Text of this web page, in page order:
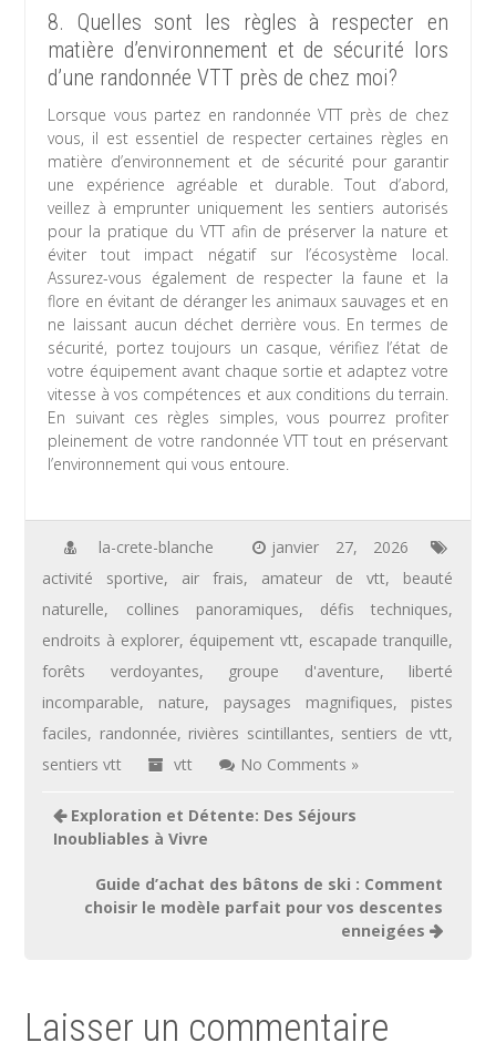
8. Quelles sont les règles à respecter en
matière d’environnement et de sécurité lors
d’une randonnée VTT près de chez moi?
Lorsque vous partez en randonnée VTT près de chez
vous, il est essentiel de respecter certaines règles en
matière d’environnement et de sécurité pour garantir
une expérience agréable et durable. Tout d’abord,
veillez à emprunter uniquement les sentiers autorisés
pour la pratique du VTT afin de préserver la nature et
éviter tout impact négatif sur l’écosystème local.
Assurez-vous également de respecter la faune et la
flore en évitant de déranger les animaux sauvages et en
ne laissant aucun déchet derrière vous. En termes de
sécurité, portez toujours un casque, vérifiez l’état de
votre équipement avant chaque sortie et adaptez votre
vitesse à vos compétences et aux conditions du terrain.
En suivant ces règles simples, vous pourrez profiter
pleinement de votre randonnée VTT tout en préservant
l’environnement qui vous entoure.
la-crete-blanche
janvier 27, 2026
activité sportive, air frais, amateur de vtt, beauté
naturelle, collines panoramiques, défis techniques,
endroits à explorer, équipement vtt, escapade tranquille,
forêts verdoyantes, groupe d'aventure, liberté
incomparable, nature, paysages magnifiques, pistes
faciles, randonnée, rivières scintillantes, sentiers de vtt,
sentiers vtt
vtt No Comments »
Navigation
de
Exploration et Détente: Des Séjours
Inoubliables à Vivre
Guide d’achat des bâtons de ski : Comment
choisir le modèle parfait pour vos descentes
enneigées
Laisser un commentaire